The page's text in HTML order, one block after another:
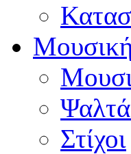
Μουσική
Στίχοι